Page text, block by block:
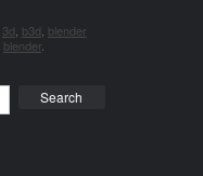
3d b3d blender
blender